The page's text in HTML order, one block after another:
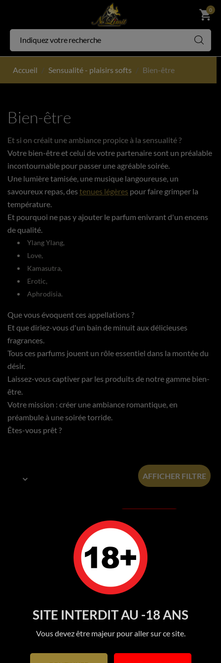
SITE INTERDIT AU -18 ANS
Vous devez être majeur pour aller sur ce site.
shopping_cart
0
Accueil Sensualité - plaisirs softs Bien-être
Bien-être
Et si on créait une ambiance propice à la sensualité ?
Votre bien-être et celui de votre partenaire sont un préalable
incontournable pour passer une agréable soirée.
Une lumière tamisée, une musique langoureuse, un
savoureux repas, des tenues légères pour faire grimper la
température.
Et pourquoi ne pas y ajouter le parfum enivrant d'un encens
de qualité.
Ylang Ylang,
Love,
Kamasutra,
Erotic,
Aphrodisia.
Que vous évoquent ces appellations ?
Et que diriez-vous d'un bain de minuit aux délicieuses
fragrances.
Tous ces parfums jouent un rôle essentiel dans la montée du
désir.
Laissez-vous captiver par les produits de notre gamme bien-
être.
Votre mission : créer une ambiance romantique, en
préambule à une soirée torride.
Êtes-vous prêt ?
 AFFICHER FILTRE